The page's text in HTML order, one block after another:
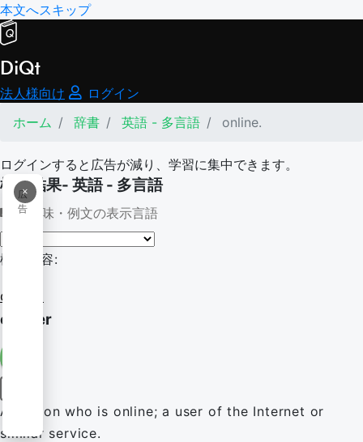
本文へスキップ
DiQt
法人様向け
ログイン
ホーム
辞書 英語 - 多言語 online.
ログインすると広告が減り、学習に集中できます。
×
広
告
検索結果- 英語 - 多言語
意味・例文の表示言語
検索内容:
online.
onliner
A person who is online; a user of the Internet or
similar service.